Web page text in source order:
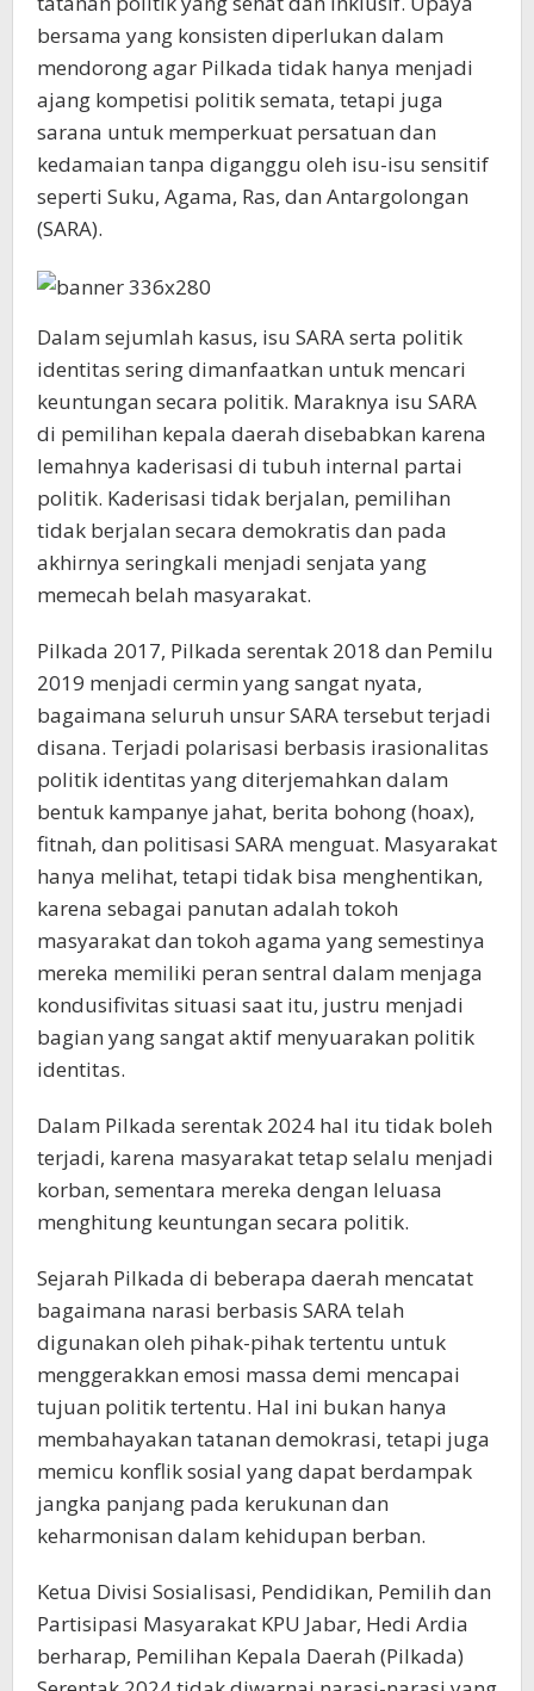
bersama yang konsisten diperlukan dalam
mendorong agar Pilkada tidak hanya menjadi
ajang kompetisi politik semata, tetapi juga
sarana untuk memperkuat persatuan dan
kedamaian tanpa diganggu oleh isu-isu sensitif
seperti Suku, Agama, Ras, dan Antargolongan
(SARA).
Dalam sejumlah kasus, isu SARA serta politik
identitas sering dimanfaatkan untuk mencari
keuntungan secara politik. Maraknya isu SARA
di pemilihan kepala daerah disebabkan karena
lemahnya kaderisasi di tubuh internal partai
politik. Kaderisasi tidak berjalan, pemilihan
tidak berjalan secara demokratis dan pada
akhirnya seringkali menjadi senjata yang
memecah belah masyarakat.
Pilkada 2017, Pilkada serentak 2018 dan Pemilu
2019 menjadi cermin yang sangat nyata,
bagaimana seluruh unsur SARA tersebut terjadi
disana. Terjadi polarisasi berbasis irasionalitas
politik identitas yang diterjemahkan dalam
bentuk kampanye jahat, berita bohong (hoax),
fitnah, dan politisasi SARA menguat. Masyarakat
hanya melihat, tetapi tidak bisa menghentikan,
karena sebagai panutan adalah tokoh
masyarakat dan tokoh agama yang semestinya
mereka memiliki peran sentral dalam menjaga
kondusifivitas situasi saat itu, justru menjadi
bagian yang sangat aktif menyuarakan politik
identitas.
Dalam Pilkada serentak 2024 hal itu tidak boleh
terjadi, karena masyarakat tetap selalu menjadi
korban, sementara mereka dengan leluasa
menghitung keuntungan secara politik.
Sejarah Pilkada di beberapa daerah mencatat
bagaimana narasi berbasis SARA telah
digunakan oleh pihak-pihak tertentu untuk
menggerakkan emosi massa demi mencapai
tujuan politik tertentu. Hal ini bukan hanya
membahayakan tatanan demokrasi, tetapi juga
memicu konflik sosial yang dapat berdampak
jangka panjang pada kerukunan dan
keharmonisan dalam kehidupan berban.
Ketua Divisi Sosialisasi, Pendidikan, Pemilih dan
Partisipasi Masyarakat KPU Jabar, Hedi Ardia
berharap, Pemilihan Kepala Daerah (Pilkada)